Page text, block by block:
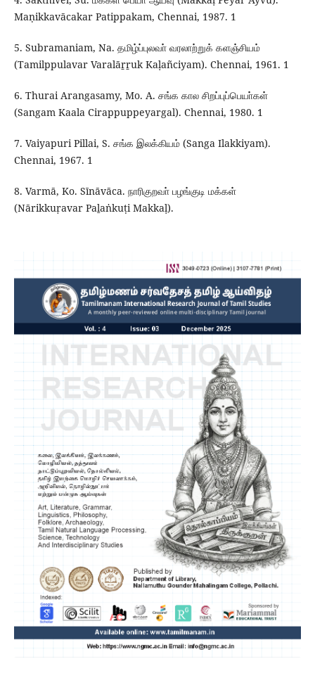
Maṇikkavācakar Patippakam, Chennai, 1987. 1
5. Subramaniam, Na. தமிழ்ப்புலவா் வரலாற்றுக் களஞ்சியம்
(Tamilppulavar Varalāṟṟuk Kaḷañciyam). Chennai, 1961. 1
6. Thurai Arangasamy, Mo. A. சங்க கால சிறப்புப்பெயா்கள்
(Sangam Kaala Cirappuppeyargal). Chennai, 1980. 1
7. Vaiyapuri Pillai, S. சங்க இலக்கியம் (Sanga Ilakkiyam).
Chennai, 1967. 1
8. Varmā, Ko. Sīnāvāca. நாரிகுறவா் பழங்குடி மக்கள்
(Nārikkuṛavar Paḻaṅkuṭi Makkaḷ).